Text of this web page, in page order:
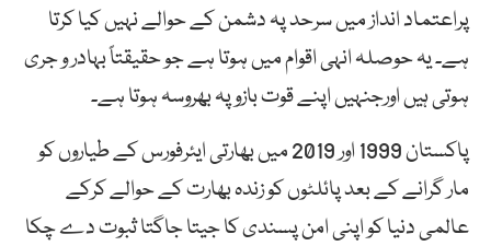
پراعتماد انداز میں سرحد پہ دشمن کے حوالے نہیں کیا کرتا
ہے۔ یہ حوصلہ انہی اقوام میں ہوتا ہے جو حقیقتاً بہادر و جری
ہوتی ہیں اورجنہیں اپنے قوت بازو پہ بھروسہ ہوتا ہے۔
پاکستان 1999 اور 2019 میں بھارتی ایئرفورس کے طیاروں کو
مار گرانے کے بعد پائلٹوں کو زندہ بھارت کے حوالے کرکے
عالمی دنیا کو اپنی امن پسندی کا جیتا جاگتا ثبوت دے چکا